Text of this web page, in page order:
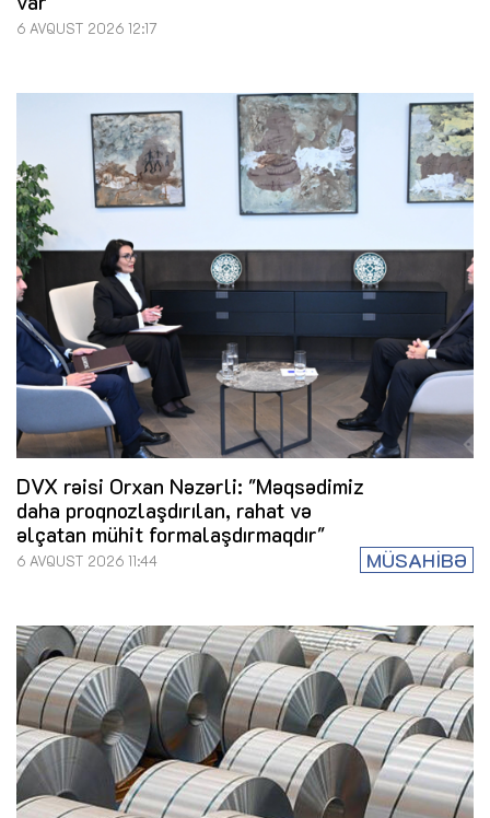
6 AVQUST 2026 12:17
DVX rəisi Orxan Nəzərli: "Məqsədimiz
daha proqnozlaşdırılan, rahat və
əlçatan mühit formalaşdırmaqdır"
MÜSAHİBƏ
6 AVQUST 2026 11:44